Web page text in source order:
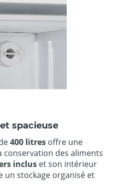
spacieuse
400 litres offre une
des aliments
inclus et son intérieur
un stockage organisé et